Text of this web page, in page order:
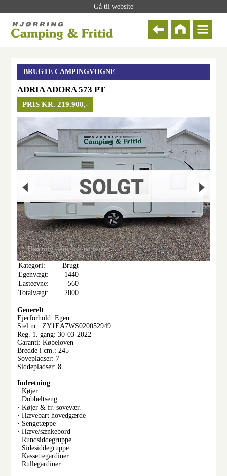
Gå til website
BRUGTE CAMPINGVOGNE
ADRIA ADORA 573 PT
PRIS KR. 219.900,-
Kategori:
Brugt
Egenvægt:
1440
Lasteevne:
560
Totalvægt:
2000
Generelt
Ejerforhold: Egen
Stel nr.: ZY1EA7WS020052949
Reg. 1. gang: 30-03-2022
Garanti: Købeloven
Bredde i cm.: 245
Sovepladser: 7
Siddepladser: 8
Indretning
· Køjer
· Dobbeltseng
· Køjer & fr. sovevær.
· Hævebart hovedgærde
· Sengetæppe
· Hæve/sænkebord
· Rundsiddegruppe
· Sidesiddegruppe
· Kassettegardiner
· Rullegardiner